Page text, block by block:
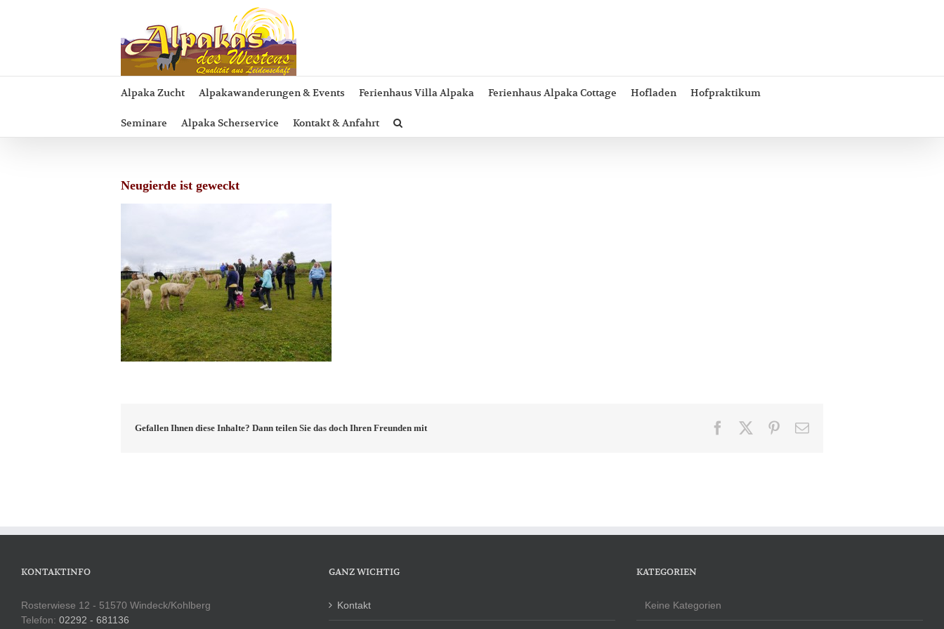
Alpaka Zucht Alpakawanderungen & Events Ferienhaus Villa Alpaka Ferienhaus Alpaka Cottage Hofladen Hofpraktikum
Seminare Alpaka Scherservice Kontakt & Anfahrt
Neugierde ist geweckt
Gefallen Ihnen diese Inhalte? Dann teilen Sie das doch Ihren Freunden mit Facebook Pinterest
E-
KONTAKTINFO
Rosterwiese 12 - 51570 Windeck/Kohlberg
Telefon: 02292 - 681136
GANZ WICHTIG
Kontakt
KATEGORIEN
Keine Kategorien